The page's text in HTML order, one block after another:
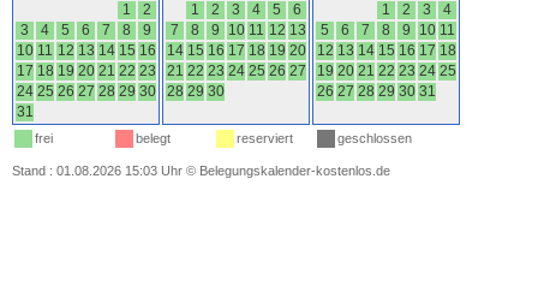
1
2
3
4 5 6 7 8
9
10 11 12 13 14 15 16
17 18 19 20 21 22 23
24 25 26 27 28 29 30
31
1 2 3 4 5
6
7
8 9 10 11 12 13
14 15 16 17 18 19 20
21 22 23 24 25 26 27
28 29 30
1 2 3
4
5
6 7 8 9 10 11
12 13 14 15 16 17 18
19 20 21 22 23 24 25
26 27 28 29 30 31
frei belegt reserviert geschlossen
Stand : 01.08.2026 15:03 Uhr © Belegungskalender-kostenlos.de